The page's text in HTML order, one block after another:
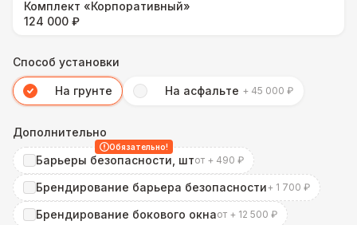
Комплект «Корпоративный»
124 000 ₽
Способ установки
На грунте На асфальте + 45 000 ₽
Дополнительно
Обязательно!
Барьеры безопасности, штот + 490 ₽
Брендирование барьера безопасности+ 1 700 ₽
Брендирование бокового окнаот + 12 500 ₽